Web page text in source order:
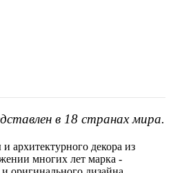
в 18 странах мира.
архитектурного декора из
многих лет марка -